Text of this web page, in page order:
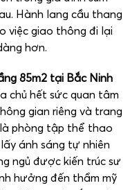
Hành lang cầu thang
việc giao thông đi lại
hơn.
85m2 tại Bắc Ninh
chủ hết sức quan tâm
gian riêng và trang
phòng tập thể thao
ánh sáng tự nhiên
ngủ được kiến trúc sư
hưởng đến thẩm mỹ